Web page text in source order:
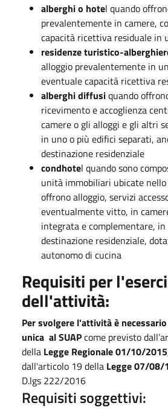
alberghi o hotel quando
prevalentemente in camere,
capacità ricettiva residuale in
residenze turistico-
alloggio prevalentemente in
eventuale capacità ricettiva
alberghi diffusiquando
ricevimento e accoglienza
camere o gli alloggi e gli altri
in uno o più edifici separati,
destinazione residenziale
condhotel quando sono
unità immobiliari ubicate
offrono alloggio, servizi
eventualmente vitto, in
integrata e complementare, in
destinazione residenziale,
autonomo di cucina
Requisiti per
dell'attività:
Per svolgere l'attività è
unica al SUAPcome previsto
della Legge Regionale 01/10/2015
dall'articolo 19 della Legge 07/08/
D.lgs 222/2016
Requisiti soggettivi: